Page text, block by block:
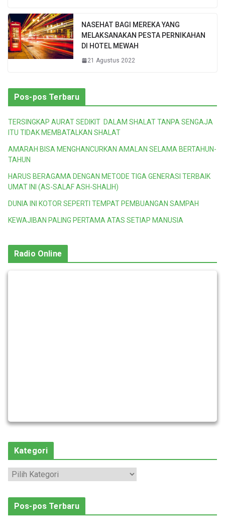
NASEHAT BAGI MEREKA YANG
MELAKSANAKAN PESTA PERNIKAHAN
DI HOTEL MEWAH
21 Agustus 2022
Pos-pos Terbaru
TERSINGKAP AURAT SEDIKIT DALAM SHALAT TANPA SENGAJA
ITU TIDAK MEMBATALKAN SHALAT
AMARAH BISA MENGHANCURKAN AMALAN SELAMA BERTAHUN-
TAHUN
HARUS BERAGAMA DENGAN METODE TIGA GENERASI TERBAIK
UMAT INI (AS-SALAF ASH-SHALIH)
DUNIA INI KOTOR SEPERTI TEMPAT PEMBUANGAN SAMPAH
KEWAJIBAN PALING PERTAMA ATAS SETIAP MANUSIA
Radio Online
Kategori
t
Pos-pos Terbaru